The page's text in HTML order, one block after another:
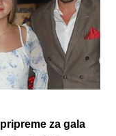
za gala